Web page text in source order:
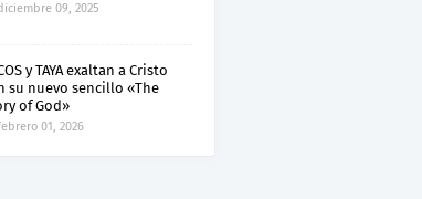
09, 2025
y TAYA exaltan a Cristo
su nuevo sencillo «The
of God»
01, 2026